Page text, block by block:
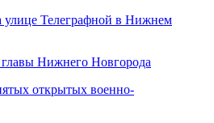
Телеграфной в Нижнем
Нижнего Новгорода
открытых военно-